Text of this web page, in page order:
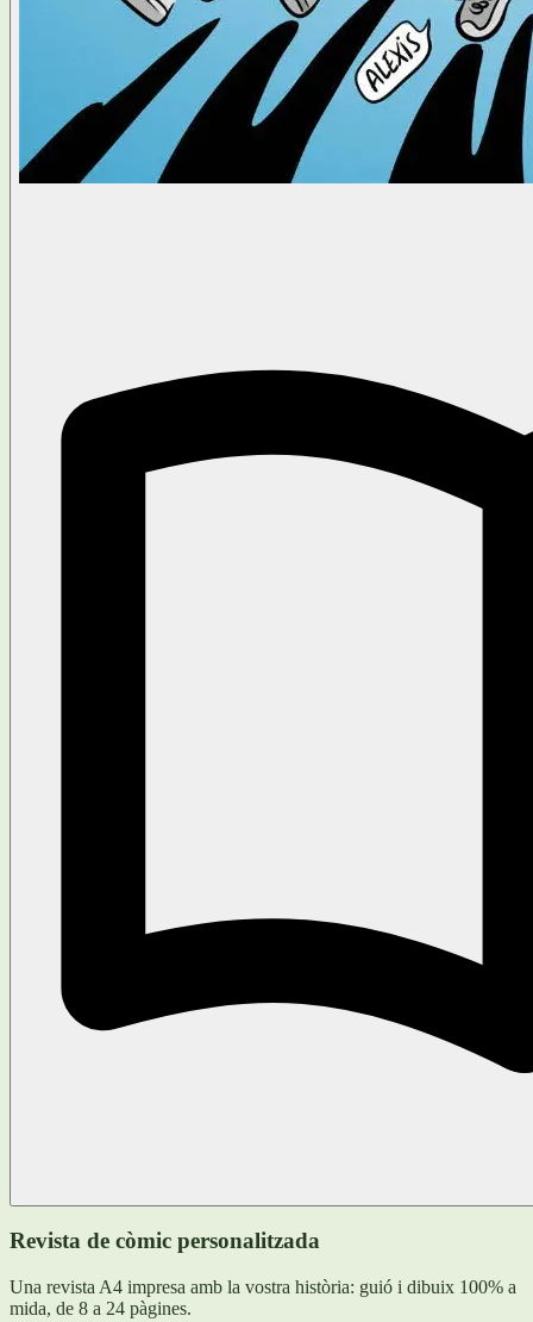
Revista de còmic personalitzada
Una revista A4 impresa amb la vostra història: guió i dibuix 100% a
mida, de 8 a 24 pàgines.